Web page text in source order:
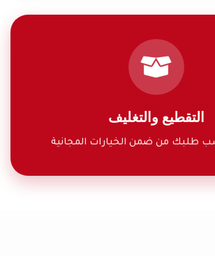
التقطيع والتغليف
طلبك من ضمن الخيارات المجانية